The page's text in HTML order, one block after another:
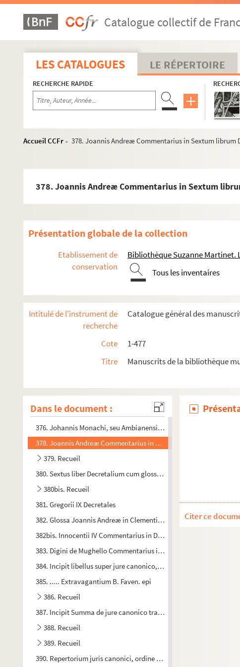
Catalogue collectif de
LES CATALOGUES LE RÉPERTOIRE
RECHERCHE RAPIDE
Accueil CCFr > 378. Joannis Andreæ Commentarius in Sextum librum
378. Joannis Andreæ Commentarius in Sextum
Présentation globale de la collection
Etablissement de
conservation
Bibliothèque Suzanne Martinet.
Tous les inventaires
Intitulé de l'instrument de
recherche
Catalogue général des
Cote
1-477
Titre
Manuscrits de la bibliothèque
Dans le document :
351. Justiniani codex, cum glossa Accursii
352. Azonis summa in Justiniani codicem
352bis. Summa Azonis in Justiniani codicem
353. Pandectarum secunda pars, a XXV
libro, cum glossa Accursii
354. Pandectarum XII libri ultimi, seu nova Digesta, cum glossa
355. Capitularium ecclesiæ Laudunensis
356. Incipit summa collectionum
357. Gregorii IX Decretales, cum glossa Bernardi Parmensis
361. Bartholomæi de Brescia glossa in Gratiani Decretum
364. Joannis Andree glossa in Decretales
366. Joannis Andreæ glossa in Decretales
367-367 bis. Joannis de Lignano commentarius in Decretales
369. Commentarius Nicolai abbatis in tertium librum Decretalium
370. Recueil
372. Gratiani Decreti secunda et tertia pars, cum glossa Joannis
374. Johannis Monachi, seu Ambianensis, commentarius in
375, 377. Johannis Monachi, seu Ambianensis, commentarius in
376. Johannis Monachi, seu Ambianensis, commentarius in
378. Joannis Andreæ Commentarius in Sextum librum Decretalium
379. Recueil
380. Sextus liber Decretalium cum glossa Joannis monachi
380bis. Recueil
381. Gregorii IX Decretales
382. Glossa Joannis Andreæ in Clementinas
382bis. Innocentii IV Commentarius in Decretales
383. Digini de Mughello Commentarius in titulum
384. Incipit libellus super jure canonico, compositus a domino
385. ..... Extravagantium B. Faven. epi
386. Recueil
387. Incipit Summa de jure canonico tractans, et expediens
388. Recueil
389. Recueil
390. Repertorium juris canonici, ordine alphabetico digestum
Citer ce